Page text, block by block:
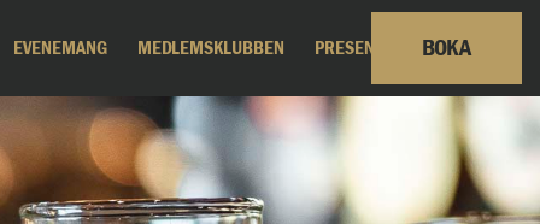
EVENEMANG MEDLEMSKLUBBEN PRESENTKORT BOKA